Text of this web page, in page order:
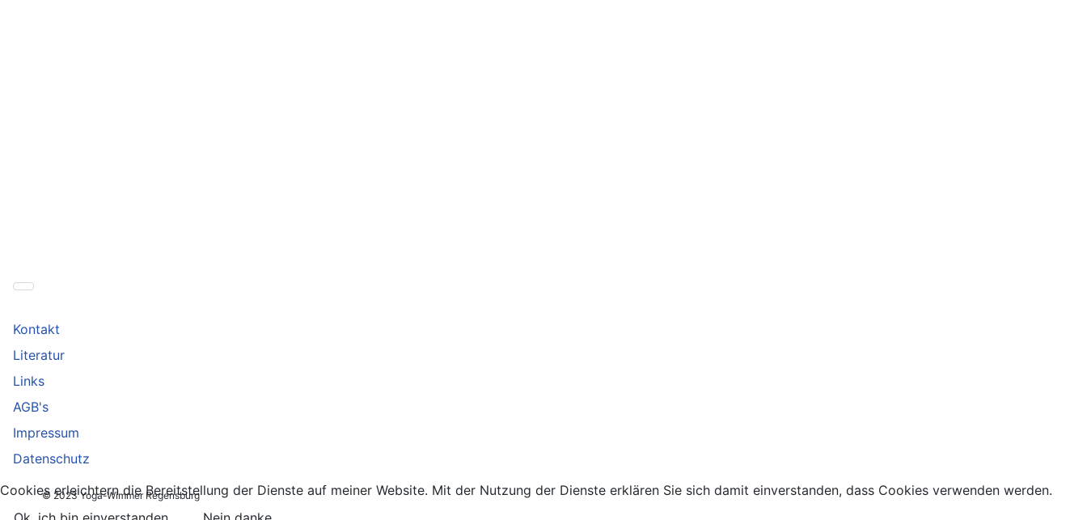
Kontakt
Literatur
Links
AGB's
Impressum
Datenschutz
© 2023 Yoga-Wimmer Regensburg
Cookies erleichtern die Bereitstellung der Dienste auf meiner Website. Mit der Nutzung der Dienste erklären Sie sich damit einverstanden, dass Cookies verwenden werden.